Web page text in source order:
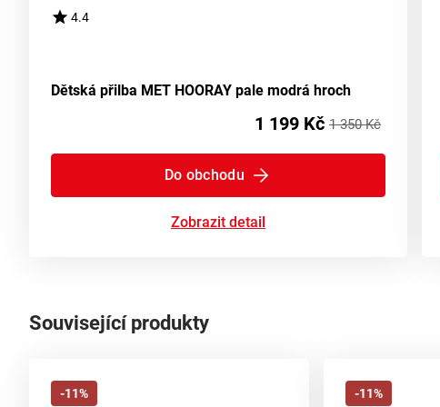
4.4
Dětská přilba MET HOORAY pale modrá hroch
1 199 Kč 1 350 Kč
Do obchodu
Zobrazit detail
Související produkty
-11% -11%